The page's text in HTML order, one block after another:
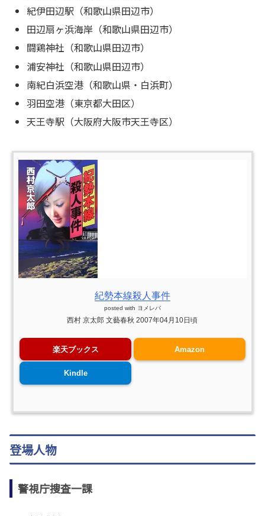
紀伊田辺駅（和歌山県田辺市）
田辺扇ヶ浜海岸（和歌山県田辺市）
闘鶏神社（和歌山県田辺市）
浦安神社（和歌山県田辺市）
南紀白浜空港（和歌山県・白浜町）
羽田空港（東京都大田区）
天王寺駅（大阪府大阪市天王寺区）
紀勢本線殺人事件
posted with ヨメレバ
西村 京太郎 文藝春秋 2007年04月10日頃
楽天ブックス Amazon
Kindle
登場人物
警視庁捜査一課